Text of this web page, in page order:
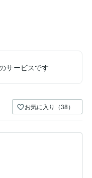
サービスです
お気に入り（38）